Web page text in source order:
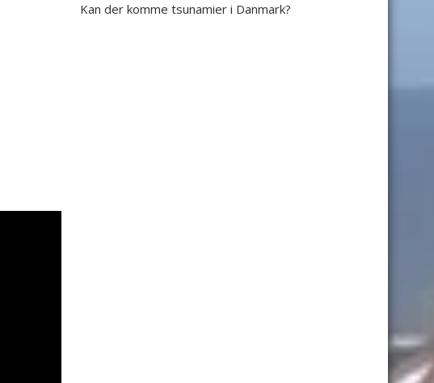
Kan der komme tsunamier i Danmark?